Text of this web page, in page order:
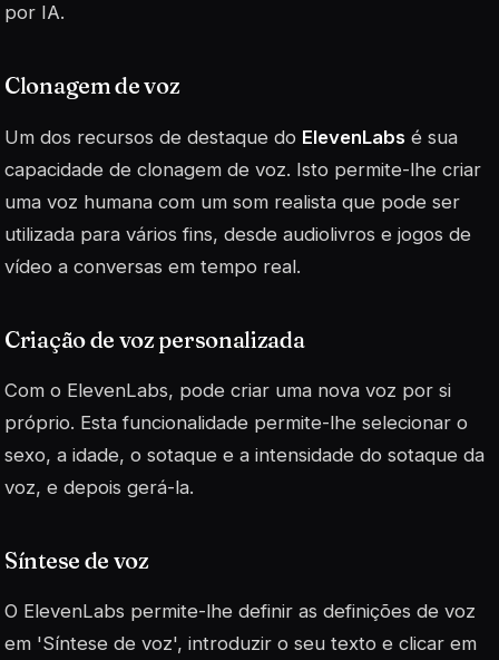
por IA.
Clonagem de voz
Um dos recursos de destaque do ElevenLabs é sua
capacidade de clonagem de voz. Isto permite-lhe criar
uma voz humana com um som realista que pode ser
utilizada para vários fins, desde audiolivros e jogos de
vídeo a conversas em tempo real.
Criação de voz personalizada
Com o ElevenLabs, pode criar uma nova voz por si
próprio. Esta funcionalidade permite-lhe selecionar o
sexo, a idade, o sotaque e a intensidade do sotaque da
voz, e depois gerá-la.
Síntese de voz
O ElevenLabs permite-lhe definir as definições de voz
em 'Síntese de voz', introduzir o seu texto e clicar em